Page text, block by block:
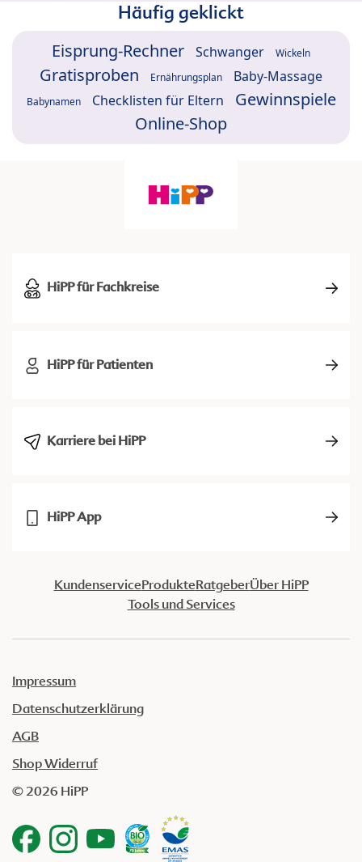
Häufig geklickt
Eisprung-Rechner Schwanger Wickeln
Gratisproben Ernährungsplan Baby-Massage
Babynamen Checklisten für Eltern
Gewinnspiele
Online-Shop
HiPP für Fachkreise
HiPP für Patienten
Karriere bei HiPP
HiPP App
KundenserviceProdukteRatgeberÜber HiPP
Tools und Services
Impressum
Datenschutzerklärung
AGB
Shop Widerruf
© 2026 HiPP